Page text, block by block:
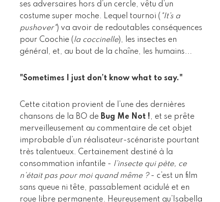
ses adversaires hors d’un cercle, vêtu d’un
costume super moche. Lequel tournoi ( "It’s a
pushover") va avoir de redoutables conséquences
pour Coochie (la coccinelle), les insectes en
général, et, au bout de la chaîne, les humains...
"Sometimes I just don’t know what to say."
Cette citation provient de l’une des dernières
chansons de la BO de Bug Me Not !, et se prête
merveilleusement au commentaire de cet objet
improbable d’un réalisateur-scénariste pourtant
très talentueux. Certainement destiné à la
consommation infantile - l’insecte qui pète, ce
n’était pas pour moi quand même ?- c’est un film
sans queue ni tête, passablement acidulé et en
roue libre permanente. Heureusement qu’Isabella